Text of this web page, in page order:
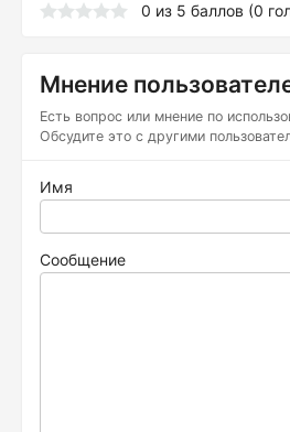
0 из 5 баллов (0
Мнение
Есть вопрос или мнение по
Обсудите это с другими
Имя
Сообщение